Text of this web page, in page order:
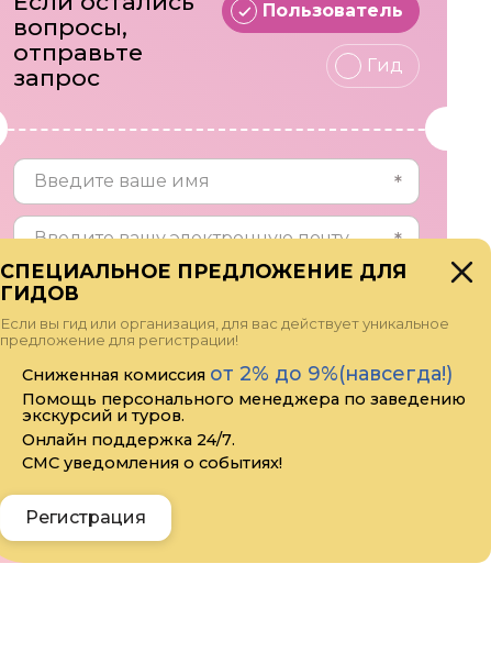
вопросы,
отправьте
запрос
Пользователь
Гид
Прикрепить файл
персональных данных
СПЕЦИАЛЬНОЕ ПРЕДЛОЖЕНИЕ ДЛЯ
ГИДОВ
Если вы гид или организация, для вас действует уникальное
предложение для регистрации!
Сниженная комиссия от 2% до 9%(навсегда!)
Помощь персонального менеджера по заведению
экскурсий и туров.
Онлайн поддержка 24/7.
СМС уведомления о событиях!
Регистрация